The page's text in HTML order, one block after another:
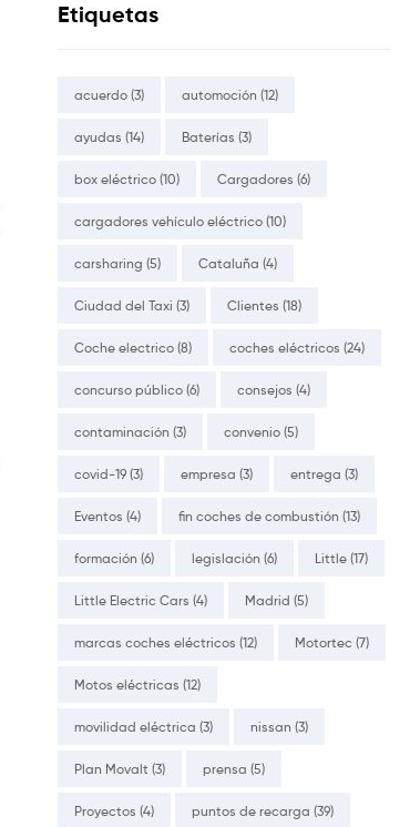
Etiquetas
acuerdo (3) automoción (12)
ayudas (14) Baterías (3)
box eléctrico (10) Cargadores (6)
cargadores vehículo eléctrico (10)
carsharing (5) Cataluña (4)
Ciudad del Taxi (3) Clientes (18)
Coche electrico (8) coches eléctricos (24)
concurso público (6) consejos (4)
contaminación (3) convenio (5)
covid-19 (3) empresa (3) entrega (3)
Eventos (4) fin coches de combustión (13)
formación (6) legislación (6) Little (17)
Little Electric Cars (4) Madrid (5)
marcas coches eléctricos (12) Motortec (7)
Motos eléctricas (12)
movilidad eléctrica (3) nissan (3)
Plan Movalt (3) prensa (5)
Proyectos (4) puntos de recarga (39)